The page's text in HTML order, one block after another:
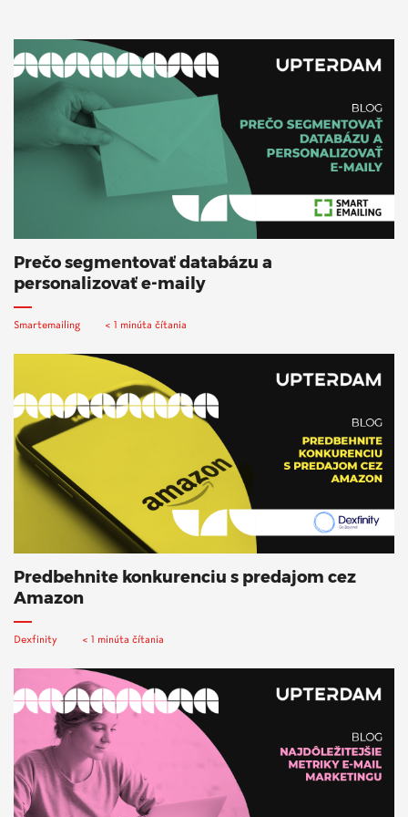
Prečo segmentovať databázu a
personalizovať e-maily
Smartemailing < 1 minúta čítania
Predbehnite konkurenciu s predajom cez
Amazon
Dexfinity < 1 minúta čítania